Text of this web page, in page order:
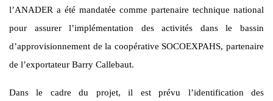
l’ANADER a été mandatée comme partenaire technique national
pour assurer l’implémentation des activités dans le bassin
d’approvisionnement de la coopérative SOCOEXPAHS, partenaire
de l’exportateur Barry Callebaut.
Dans le cadre du projet, il est prévu l’identification des